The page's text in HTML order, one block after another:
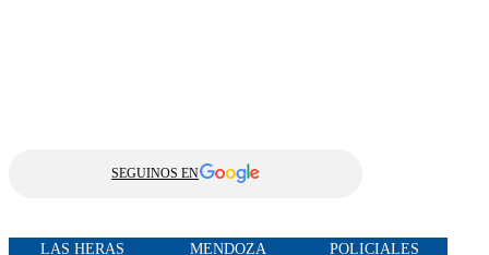
SEGUINOS EN
LAS HERAS MENDOZA POLICIALES